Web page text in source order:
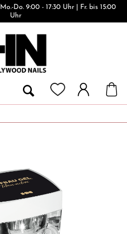
Mo.-Do. 9:00 - 17:30 Uhr | Fr. bis 15:00
Uhr